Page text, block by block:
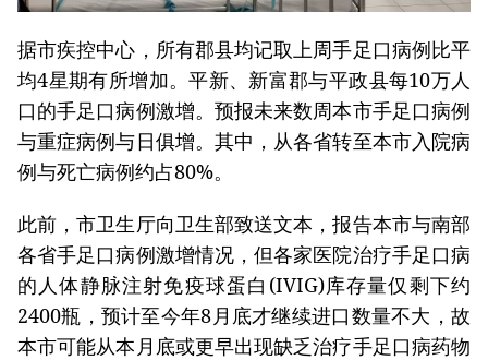
据市疾控中心，所有郡县均记取上周手足口病例比平
均4星期有所增加。平新、新富郡与平政县每10万人
口的手足口病例激增。预报未来数周本市手足口病例
与重症病例与日俱增。其中，从各省转至本市入院病
例与死亡病例约占80%。
此前，市卫生厅向卫生部致送文本，报告本市与南部
各省手足口病例激增情况，但各家医院治疗手足口病
的人体静脉注射免疫球蛋白(IVIG)库存量仅剩下约
2400瓶，预计至今年8月底才继续进口数量不大，故
本市可能从本月底或更早出现缺乏治疗手足口病药物